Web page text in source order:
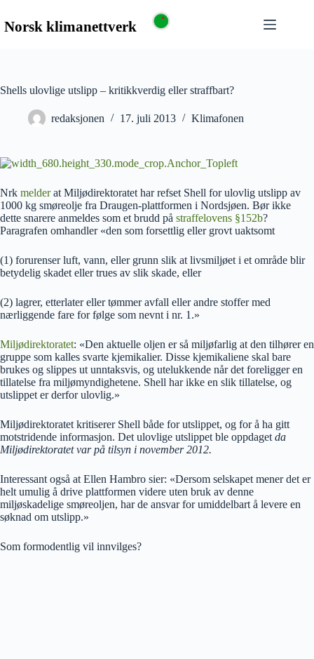
Shells ulovlige utslipp – kritikkverdig eller straffbart?
redaksjonen 17. juli 2013 Klimafonen
Nrk melderat Miljødirektoratet har refset Shell for ulovlig utslipp av
1000 kg smøreolje fra Draugen-plattformen i Nordsjøen. Bør ikke
dette snarere anmeldes som et brudd på straffelovens §152b?
Paragrafen omhandler «den som forsettlig eller grovt uaktsomt
(1) forurenser luft, vann, eller grunn slik at livsmiljøet i et område blir
betydelig skadet eller trues av slik skade, eller
(2) lagrer, etterlater eller tømmer avfall eller andre stoffer med
nærliggende fare for følge som nevnt i nr. 1.»
Miljødirektoratet: «Den aktuelle oljen er så miljøfarlig at den tilhører en
gruppe som kalles svarte kjemikalier. Disse kjemikaliene skal bare
brukes og slippes ut unntaksvis, og utelukkende når det foreligger en
tillatelse fra miljømyndighetene. Shell har ikke en slik tillatelse, og
utslippet er derfor ulovlig.»
Miljødirektoratet kritiserer Shell både for utslippet, og for å ha gitt
motstridende informasjon. Det ulovlige utslippet ble oppdaget da
Miljødirektoratet var på tilsyn i november 2012.
Interessant også at Ellen Hambro sier: «Dersom selskapet mener det er
helt umulig å drive plattformen videre uten bruk av denne
miljøskadelige smøreoljen, har de ansvar for umiddelbart å levere en
søknad om utslipp.»
Som formodentlig vil innvilges?